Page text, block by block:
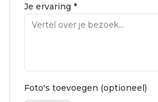
Je ervaring *
Foto's toevoegen (optioneel)